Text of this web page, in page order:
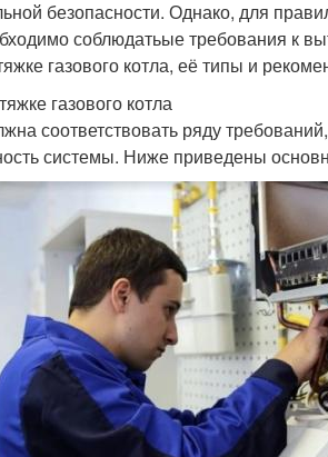
безопасности. Однако, для
соблюдатьые требования к
газового котла, её типы и
газового котла
соответствовать ряду
системы. Ниже приведены